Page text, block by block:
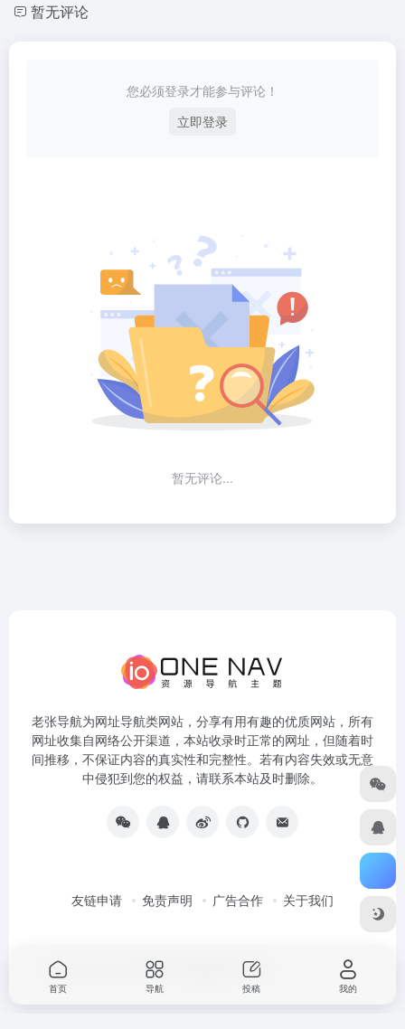
暂无评论
您必须登录才能参与评论！
立即登录
暂无评论...
老张导航为网址导航类网站，分享有用有趣的优质网站，所有
网址收集自网络公开渠道，本站收录时正常的网址，但随着时
间推移，不保证内容的真实性和完整性。若有内容失效或无意
中侵犯到您的权益，请联系本站及时删除。
友链申请 免责声明 广告合作 关于我们
Copyright © 2026 老张导航 强力驱动
首页 导航 投稿 我的